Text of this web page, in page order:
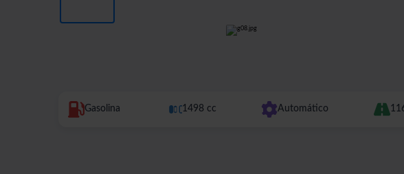
Gasolina 1498 cc Automático